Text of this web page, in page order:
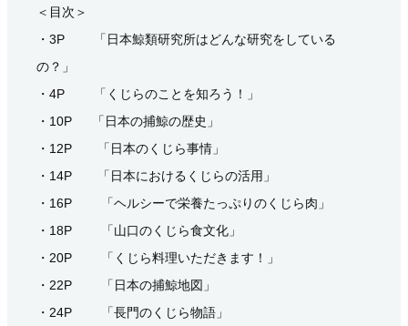
＜目次＞
・3P 「日本鯨類研究所はどんな研究をしている
の？」
・4P 「くじらのことを知ろう！」
・10P 「日本の捕鯨の歴史」
・12P 「日本のくじら事情」
・14P 「日本におけるくじらの活用」
・16P 「ヘルシーで栄養たっぷりのくじら肉」
・18P 「山口のくじら食文化」
・20P 「くじら料理いただきます！」
・22P 「日本の捕鯨地図」
・24P 「長門のくじら物語」